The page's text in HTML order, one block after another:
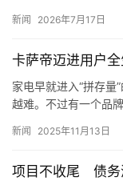
新闻 2026年7月17日
卡萨帝迈进用户
家电早就进入“拼存量
越难。不过有一个品
新闻 2025年11月13日
项目不收尾 债务